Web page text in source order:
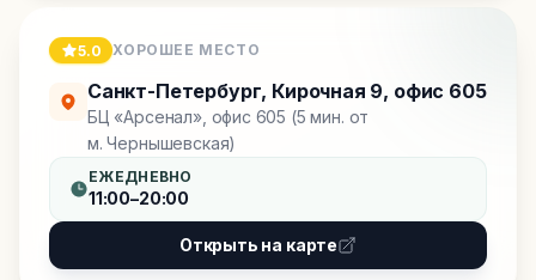
5.0 ХОРОШЕЕ МЕСТО
Санкт-Петербург, Кирочная 9, офис 605
БЦ «Арсенал», офис 605 (5 мин. от
м. Чернышевская)
ЕЖЕДНЕВНО
11:00–20:00
Открыть на карте